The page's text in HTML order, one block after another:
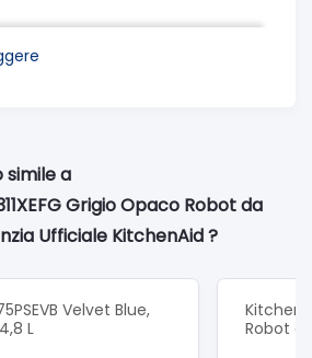
60
massima200
minima40
della velocità presente SISi
a
Grigio Opaco Robot da
Ufficiale KitchenAid ?
Velvet Blue,
L
Robot